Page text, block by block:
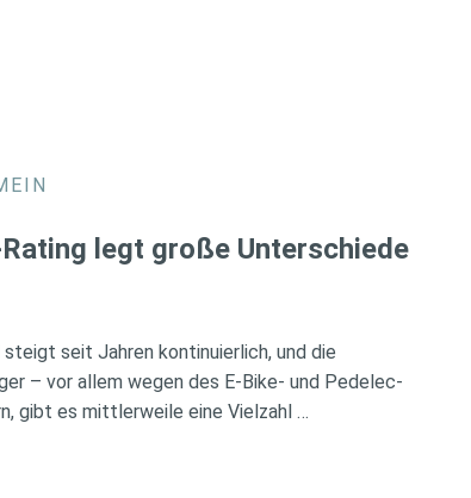
legt große Unterschiede
seit Jahren kontinuierlich, und die
– vor allem wegen des E-Bike- und Pedelec-
gibt es mittlerweile eine Vielzahl …